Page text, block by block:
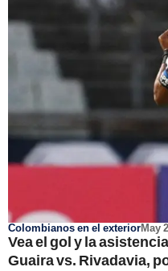
Colombianos en el exteriorMay
Vea el gol y la
Guaira vs. Rivadavia,